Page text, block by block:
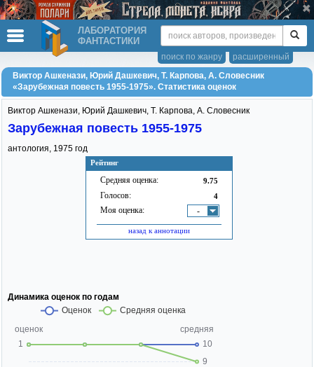
ЛАБОРАТОРИЯ
ФАНТАСТИКИ
расширенный
поиск по жанру
Виктор Ашкенази, Юрий Дашкевич, Т. Карпова, А. Словесник
«Зарубежная повесть 1955-1975». Статистика оценок
Рейтинг
Средняя оценка: 9.75
Голосов: 4
Моя оценка: -
назад к аннотации
Виктор Ашкенази, Юрий Дашкевич, Т. Карпова, А. Словесник
Зарубежная повесть 1955-1975
антология, 1975 год
Динамика оценок по годам